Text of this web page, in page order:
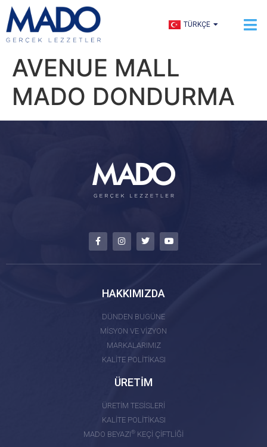
TÜRKÇE
العربية
AVENUE MALL
MADO DONDURMA
HAKKIMIZDA
DÜNDEN BUGÜNE
MİSYON VE VİZYON
MARKALARIMIZ
KALİTE POLİTİKASI
ÜRETİM
ÜRETİM TESİSLERİ
KALİTE POLİTİKASI
MADO BEYAZI® KEÇİ ÇİFTLİĞİ